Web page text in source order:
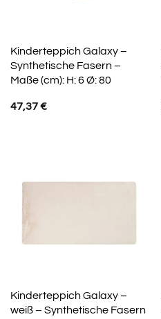
Kinderteppich Galaxy –
Synthetische Fasern –
Maße (cm): H: 6 Ø: 80
47,37€
Kinderteppich Galaxy –
weiß – Synthetische Fasern